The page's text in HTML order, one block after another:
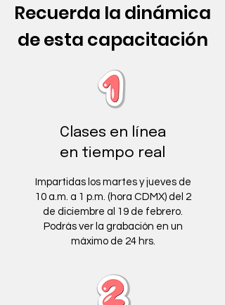
Recuerda la dinámica
de esta capacitación
Clases en línea
en tiempo real
Impartidas los martes y jueves de
10 a.m. a 1 p.m. (hora CDMX) del 2
de diciembre al 19 de febrero.
Podrás ver la grabación en un
máximo de 24 hrs.